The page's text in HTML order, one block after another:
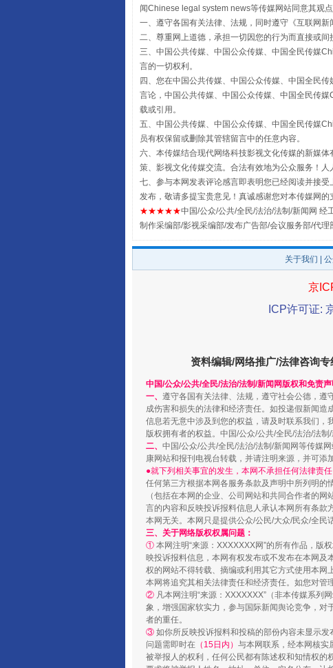
阿坝州三大球赛在茂县开幕
国家大学科技园优化重塑工作
扯下公款旅游的“隐身衣”
闻Chinese legal system news等传媒网站同意其观
一、遵守各国有关法律、法规，同时遵守《互联网新
二、尊重网上道德，承担一切因您的行为而直接或间
三、中国公共传媒、中国公众传媒、中国全民传媒
言的一切权利。
四、您在中国公共传媒、中国公众传媒、中国全民
言论，中国公共传媒、中国公众传媒、中国全民传
载或引用。
五、中国公共传媒、中国公众传媒、中国全民传媒
员有权保留或删除其管辖留言中的任意内容。
六、本传媒结合现代网络科技影视文化传媒的新媒
策、影视文化传媒交流。合法有效地为公众服务！人
七、参与本网发表评论感言即表明您已经阅读并接
发布，敬请多提宝贵意见！真诚感谢您对本传媒网
★★★★★中国/公众/公共/全民/法治/法制/新闻网
制作采编部/影视采编部/发布广告部/会议服务部/代理
关于我们
京
ICP许可证:
资料编辑/网络推广/法律咨询专
中国/公众/公共/全民/法治/法制/新闻网版权和免责声
一、 遵守各国有关法律、法规，遵守社会公德，遵
成伤害和损失的法律和经济责任。如投递假新闻
信息若无意中涉及到您的权益，请及时联系我们
版权拥有者的权益。中国/公众/公共/全民/法治/法制
二、 中国/公众/公共/全民/法治/法制/新闻网等传媒
康网站和报刊电视台转载，并请注明来源，并可添
●就下列相关事宜的发生，本网不承担任何法律责
任何第三方根据本网各服务条款及声明中所列明的
（包括在本网的企业、公司网站和共同合作者的网
言的内容和反映投诉报料信息人承认本网所有条
本网无关。本网只是提供公众/公民/大众/民众/全民
三、关于网络版权权属问题：
① 本网注明“来源：XXXXXXX网”的所有作品，版
映投诉报料信息，本网有权发布或不发布在本网
权的网站不得转载、摘编或利用其它方式使用本网
本网将追究其相关法律责任和经济责任。如您对管
② 凡本网注明“来源：XXXXXXX”（非本传媒系
象，增强国家软实力，参与国际新闻舆论竞争，对
者的重任。
③ 如你所反映投诉报料和投稿的部份内容未显示
问题需即时在 （15日内） 与本网联系，经本网核实
被举报人的权利，任何公民都有陈述权和知情权的